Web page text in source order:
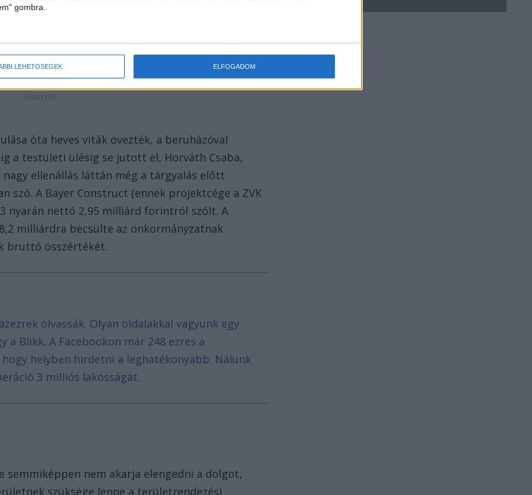
gombra.
LEHETŐSÉGEK ELFOGADOM
óta heves viták övezték, a beruházóval
a testületi ülésig se jutott el, Horváth Csaba,
ellenállás láttán még a tárgyalás előtt
szó. A Bayer Construct (ennek projektcége a ZVK
nyarán nettó 2,95 milliárd forintról szólt. A
milliárdra becsülte az önkormányzatnak
bruttó összértékét.
olvassák. Olyan oldalakkal vagyunk egy
a Blikk. A Facebookon már 248 ezres a
helyben hirdetni a leghatékonyabb. Nálunk
3 milliós lakosságát.
semmiképpen nem akarja elengedni a dolgot,
szüksége lenne a területrendezési